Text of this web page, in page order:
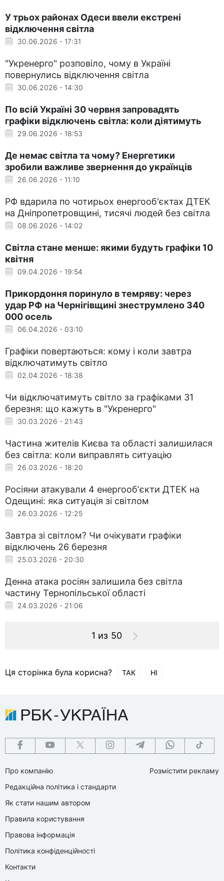
У трьох районах Одеси ввели екстрені
відключення світла
30.06.2026 - 17:31
"Укренерго" розповіло, чому в Україні
повернулись відключення світла
30.06.2026 - 14:30
По всій Україні 30 червня запровадять
графіки відключень світла: коли діятимуть
29.06.2026 - 18:53
Де немає світла та чому? Енергетики
зробили важливе звернення до українців
26.06.2026 - 11:10
РФ вдарила по чотирьох енергооб'єктах ДТЕК
на Дніпропетровщині, тисячі людей без світла
08.06.2026 - 14:02
Світла стане менше: якими будуть графіки 10
квітня
09.04.2026 - 19:54
Прикордоння поринуло в темряву: через
удар РФ на Чернігівщині знеструмлено 340
000 осель
06.04.2026 - 03:10
Графіки повертаються: кому і коли завтра
відключатимуть світло
02.04.2026 - 18:38
Чи відключатимуть світло за графіками 31
березня: що кажуть в "Укренерго"
30.03.2026 - 21:43
Частина жителів Києва та області залишилася
без світла: коли виправлять ситуацію
26.03.2026 - 18:20
Росіяни атакували 4 енергообʼєкти ДТЕК на
Одещині: яка ситуація зі світлом
26.03.2026 - 12:25
Завтра зі світлом? Чи очікувати графіки
відключень 26 березня
25.03.2026 - 20:30
Денна атака росіян залишила без світла
частину Тернопільської області
24.03.2026 - 21:06
1 из 50
Ця сторінка була корисна? ТАК НІ
Про компанію
Редакційна політика і стандарти
Як стати нашим автором
Правила користування
Правова інформація
Політика конфіденційності
Контакти
Розмістити рекламу